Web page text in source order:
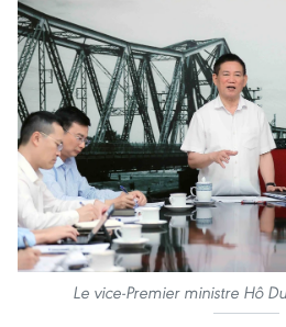
Le vice-Premier ministre Hô